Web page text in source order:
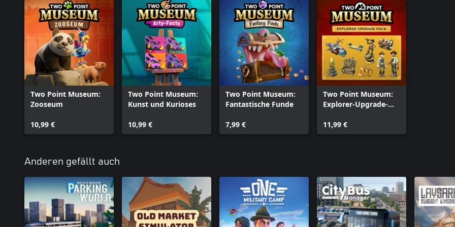
Two Point Museum:
Zooseum
10,99 €
Two Point Museum:
Kunst und Kurioses
10,99 €
Two Point Museum:
Fantastische Funde
7,99 €
Two Point Museum:
Explorer-Upgrade-
11,99 €
Anderen gefällt auch